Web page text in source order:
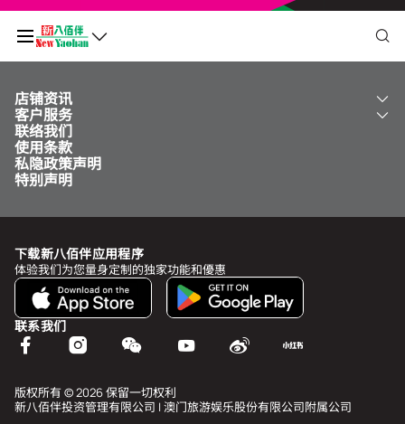
我的二维码
积分余额
于undefined前需再多消费MOP undefined，即可升级为
查看积分历史和状态
我的帐户
个人资料与安全
会籍礼遇
下载新八佰伴应用程序
体验我们为您量身定制的独家功能和優惠
联系我们
店铺资讯
关于我们
新八佰伴
NY8 新八佰伴
儿童世界
新八佰伴特卖店
客户服务
工银新八佰伴 VISA 卡
免费送货服务
泊车
其他服务
联络我们
使用条款
私隐政策声明
特别声明
版权所有 © 2026 保留一切权利
新八佰伴投资管理有限公司 | 澳门旅游娱乐股份有限公司附属公司